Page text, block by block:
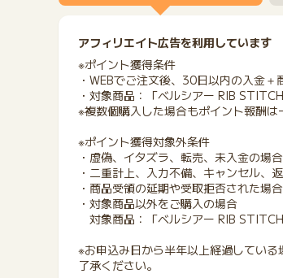
アフィリエイト広告を利用しています
※ポイント獲得条件
・WEBでご注文後、30日以内の入金
・対象商品：「ベルシアー RIB
※複数個購入した場合もポイント報酬は
※ポイント獲得対象外条件
・虚偽、イタズラ、転売、未入金の場合
・二重計上、入力不備、キャンセル、
・商品受領の延期や受取拒否された場合
・対象商品以外をご購入の場合
対象商品：「ベルシアー RIB STITCH
※お申込み日から半年以上経過してい
了承ください。